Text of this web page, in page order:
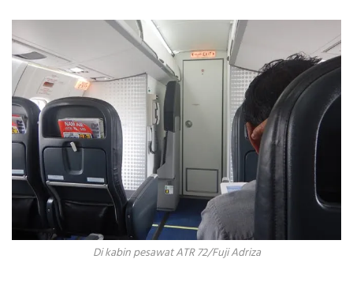
Di kabin pesawat ATR 72/Fuji Adriza